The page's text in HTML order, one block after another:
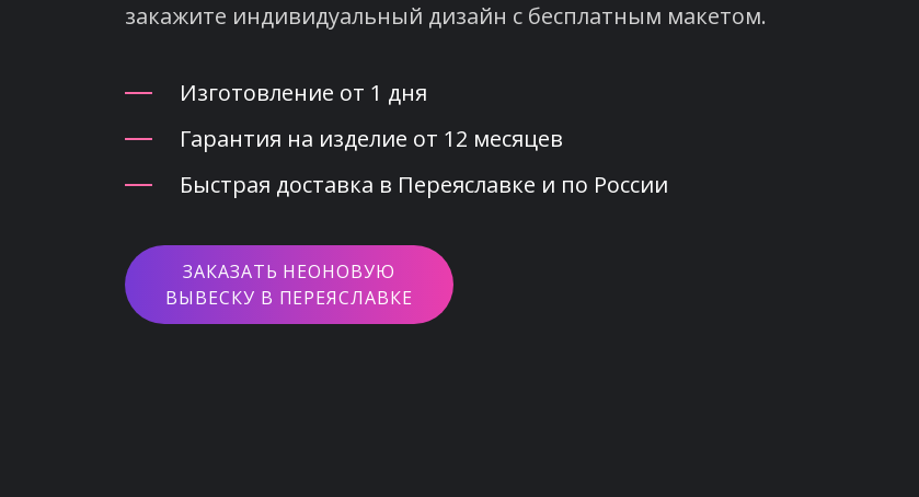
закажите индивидуальный дизайн с бесплатным макетом.
Изготовление от 1 дня
Гарантия на изделие от 12 месяцев
Быстрая доставка в Переяславке и по России
ЗАКАЗАТЬ НЕОНОВУЮ
ВЫВЕСКУ В ПЕРЕЯСЛАВКЕ